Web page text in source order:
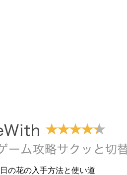
の花の入手方法と使い道